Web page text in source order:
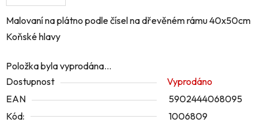
Malovaní na plátno podle čísel na dřevěném rámu 40x50cm
Koňské hlavy
Položka byla vyprodána…
Dostupnost
Vyprodáno
EAN
5902444068095
Kód:
1006809